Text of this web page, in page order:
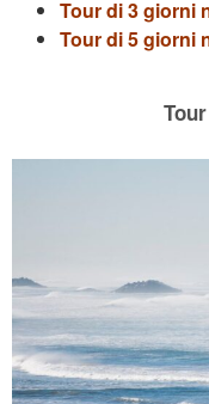
Tour di 3 giorni
Tour di 5 giorni